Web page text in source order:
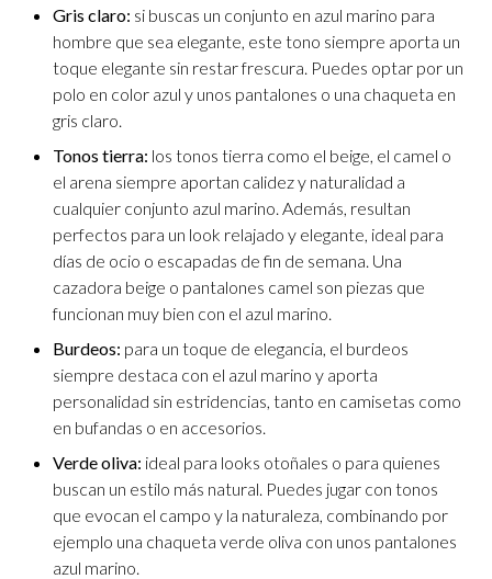
Gris claro: si buscas un conjunto en azul marino para
hombre que sea elegante, este tono siempre aporta un
toque elegante sin restar frescura. Puedes optar por un
polo en color azul y unos pantalones o una chaqueta en
gris claro.
Tonos tierra: los tonos tierra como el beige, el camel o
el arena siempre aportan calidez y naturalidad a
cualquier conjunto azul marino. Además, resultan
perfectos para un look relajado y elegante, ideal para
días de ocio o escapadas de fin de semana. Una
cazadora beige o pantalones camel son piezas que
funcionan muy bien con el azul marino.
Burdeos: para un toque de elegancia, el burdeos
siempre destaca con el azul marino y aporta
personalidad sin estridencias, tanto en camisetas como
en bufandas o en accesorios.
Verde oliva: ideal para looks otoñales o para quienes
buscan un estilo más natural. Puedes jugar con tonos
que evocan el campo y la naturaleza, combinando por
ejemplo una chaqueta verde oliva con unos pantalones
azul marino.